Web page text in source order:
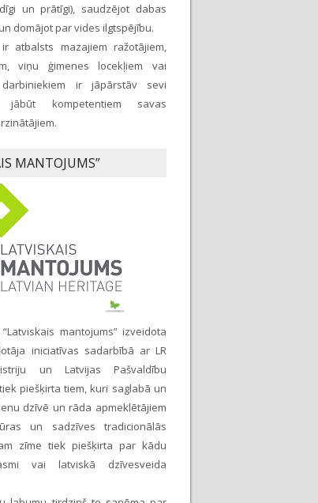
un prātīgi), saudzējot dabas
domājot par vides ilgtspējību.
atbalsts mazajiem ražotājiem,
viņu ģimenes locekļiem vai
darbiniekiem ir jāpārstāv sevi
kompetentiem savas
MANTOJUMS”
mantojums” izveidota
iniciatīvas sadarbībā ar LR
un Latvijas Pašvaldību
piešķirta tiem, kuri saglabā un
dzīvē un rāda apmeklētājiem
un sadzīves tradicionālās
zīme tiek piešķirta par kādu
vai latviskā dzīvesveida